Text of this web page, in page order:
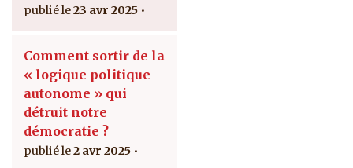
23 avr 2025
Comment sortir de la
« logique politique
autonome » qui
détruit notre
démocratie ?
2 avr 2025